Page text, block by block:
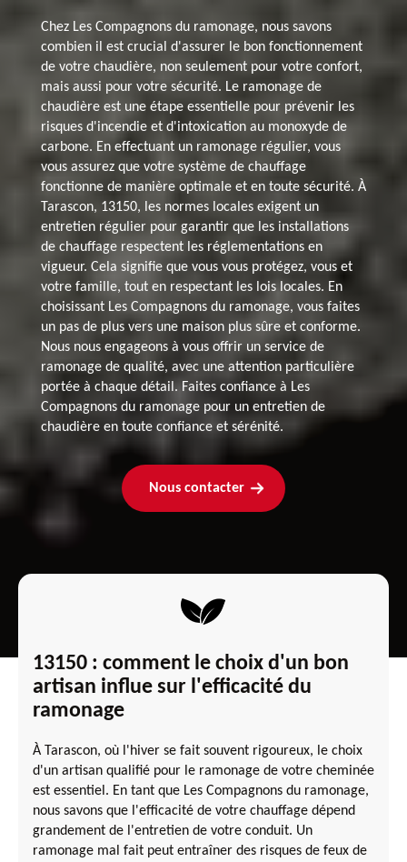
Chez Les Compagnons du ramonage, nous savons
combien il est crucial d'assurer le bon fonctionnement
de votre chaudière, non seulement pour votre confort,
mais aussi pour votre sécurité. Le ramonage de
chaudière est une étape essentielle pour prévenir les
risques d'incendie et d'intoxication au monoxyde de
carbone. En effectuant un ramonage régulier, vous
vous assurez que votre système de chauffage
fonctionne de manière optimale et en toute sécurité. À
Tarascon, 13150, les normes locales exigent un
entretien régulier pour garantir que les installations
de chauffage respectent les réglementations en
vigueur. Cela signifie que vous vous protégez, vous et
votre famille, tout en respectant les lois locales. En
choisissant Les Compagnons du ramonage, vous faites
un pas de plus vers une maison plus sûre et conforme.
Nous nous engageons à vous offrir un service de
ramonage de qualité, avec une attention particulière
portée à chaque détail. Faites confiance à Les
Compagnons du ramonage pour un entretien de
chaudière en toute confiance et sérénité.
Nous contacter
13150 : comment le choix d'un bon
artisan influe sur l'efficacité du
ramonage
À Tarascon, où l'hiver se fait souvent rigoureux, le choix
d'un artisan qualifié pour le ramonage de votre cheminée
est essentiel. En tant que Les Compagnons du ramonage,
nous savons que l'efficacité de votre chauffage dépend
grandement de l'entretien de votre conduit. Un
ramonage mal fait peut entraîner des risques de feux de